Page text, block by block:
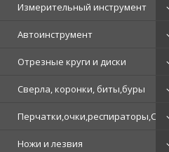
Измерительный инструмент
Автоинструмент
Отрезные круги и диски
Сверла, коронки, биты,буры
Перчатки,очки,респираторы,СИЗ
Ножи и лезвия